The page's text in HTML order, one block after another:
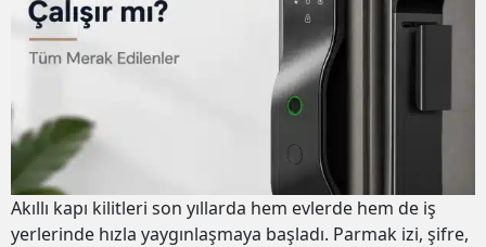
Akıllı kapı kilitleri son yıllarda hem evlerde hem de iş
yerlerinde hızla yaygınlaşmaya başladı. Parmak izi, şifre,